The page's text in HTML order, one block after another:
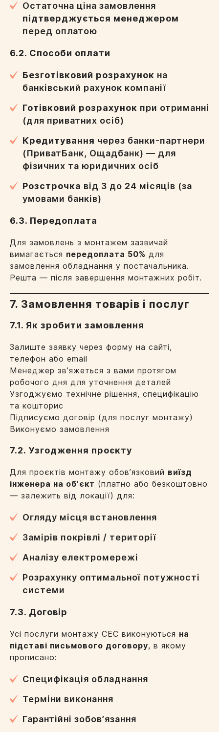
Остаточна ціна замовлення
підтверджується менеджером
перед оплатою
6.2. Способи оплати
Безготівковий розрахунок на
банківський рахунок компанії
Готівковий розрахунок при отриманні
(для приватних осіб)
Кредитування через банки-партнери
(ПриватБанк, Ощадбанк) — для
фізичних та юридичних осіб
Розстрочка від 3 до 24 місяців (за
умовами банків)
6.3. Передоплата
Для замовлень з монтажем зазвичай
вимагається передоплата 50% для
замовлення обладнання у постачальника.
Решта — після завершення монтажних робіт.
7. Замовлення товарів і послуг
7.1. Як зробити замовлення
Залиште заявку через форму на сайті,
телефон або email
Менеджер звʼяжеться з вами протягом
робочого дня для уточнення деталей
Узгоджуємо технічне рішення, специфікацію
та кошторис
Підписуємо договір (для послуг монтажу)
Виконуємо замовлення
7.2. Узгодження проєкту
Для проєктів монтажу обовʼязковий виїзд
інженера на обʼєкт (платно або безкоштовно
— залежить від локації) для:
Огляду місця встановлення
Замірів покрівлі / території
Аналізу електромережі
Розрахунку оптимальної потужності
системи
7.3. Договір
Усі послуги монтажу СЕС виконуються на
підставі письмового договору, в якому
прописано:
Специфікація обладнання
Терміни виконання
Гарантійні зобовʼязання
Залишити заявку